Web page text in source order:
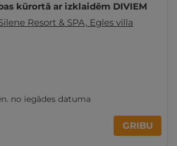
kūrortā ar izklaidēm DIVIEM
Resort & SPA, Egles villa
no iegādes datuma
GRIBU